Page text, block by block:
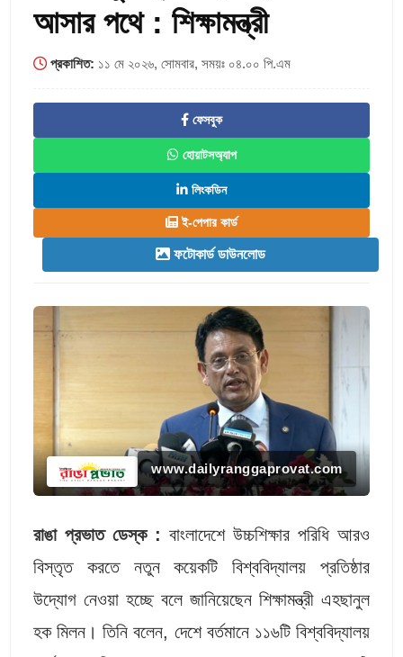
আসার পথে : শিক্ষামন্ত্রী
প্রকাশিত: ১১ মে ২০২৬, সোমবার, সময়ঃ ০৪.০০ পি.এম
ফেসবুক
হোয়াটসঅ্যাপ
লিংকডিন
ই-পেপার কার্ড
ফটোকার্ড ডাউনলোড
www.dailyranggaprovat.com
রাঙা প্রভাত ডেস্ক : বাংলাদেশে উচ্চশিক্ষার পরিধি আরও
বিস্তৃত করতে নতুন কয়েকটি বিশ্ববিদ্যালয় প্রতিষ্ঠার
উদ্যোগ নেওয়া হচ্ছে বলে জানিয়েছেন শিক্ষামন্ত্রী এহছানুল
হক মিলন। তিনি বলেন, দেশে বর্তমানে ১১৬টি বিশ্ববিদ্যালয়